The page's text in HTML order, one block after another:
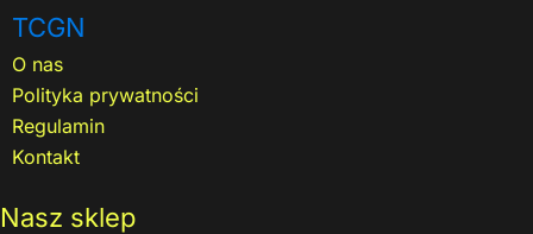
TCGN
O nas
Polityka prywatności
Regulamin
Kontakt
Nasz sklep